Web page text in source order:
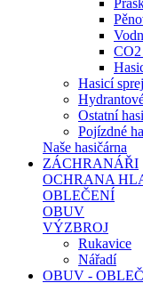
CO2
Hasicí
Ostatní
Pojízdné
Naše hasičárna
ZÁCHRANÁŘI
OCHRANA
OBLEČENÍ
OBUV
VÝZBROJ
Rukavice
Nářadí
OBUV -